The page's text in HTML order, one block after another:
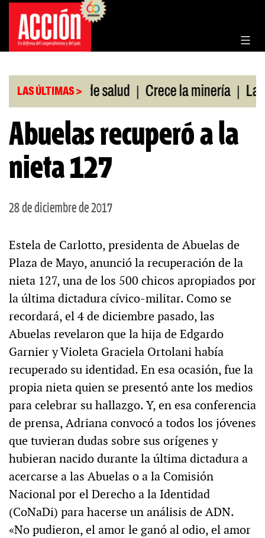
Saltar
contenido
LAS ÚLTIMAS >
cobertura de salud | Crece la minería | La
Abuelas recuperó a la
nieta 127
28 de diciembre de 2017
Estela de Carlotto, presidenta de Abuelas de
Plaza de Mayo, anunció la recuperación de la
nieta 127, una de los 500 chicos apropiados por
la última dictadura cívico-militar. Como se
recordará, el 4 de diciembre pasado, las
Abuelas revelaron que la hija de Edgardo
Garnier y Violeta Graciela Ortolani había
recuperado su identidad. En esa ocasión, fue la
propia nieta quien se presentó ante los medios
para celebrar su hallazgo. Y, en esa conferencia
de prensa, Adriana convocó a todos los jóvenes
que tuvieran dudas sobre sus orígenes y
hubieran nacido durante la última dictadura a
acercarse a las Abuelas o a la Comisión
Nacional por el Derecho a la Identidad
(CoNaDi) para hacerse un análisis de ADN.
«No pudieron, el amor le ganó al odio, el amor